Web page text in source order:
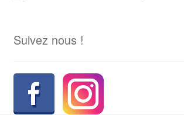
Suivez nous !